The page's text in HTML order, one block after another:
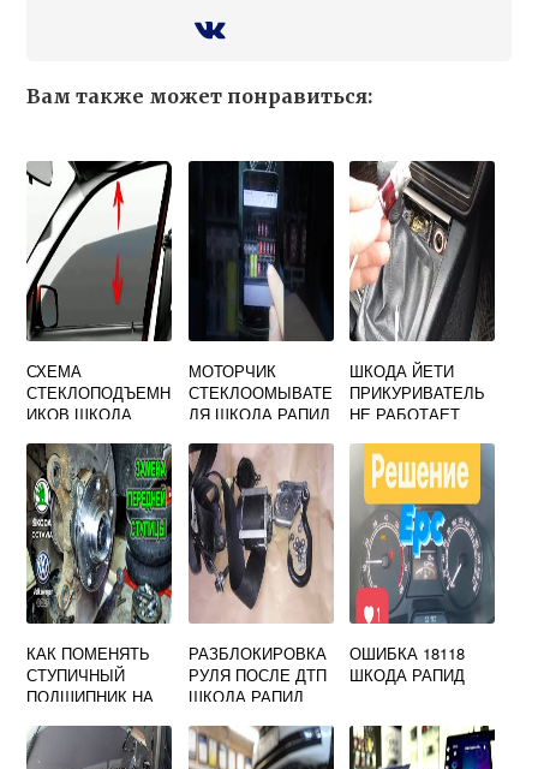
Вам также может понравиться:
СХЕМА
СТЕКЛОПОДЪЕМН
ИКОВ ШКОДА
МОТОРЧИК
СТЕКЛООМЫВАТЕ
ЛЯ ШКОДА РАПИД
ШКОДА ЙЕТИ
ПРИКУРИВАТЕЛЬ
НЕ РАБОТАЕТ
КАК ПОМЕНЯТЬ
СТУПИЧНЫЙ
ПОДШИПНИК НА
A5 СПЕРЕДИ
РАЗБЛОКИРОВКА
РУЛЯ ПОСЛЕ ДТП
ШКОДА РАПИД
ОШИБКА 18118
ШКОДА РАПИД